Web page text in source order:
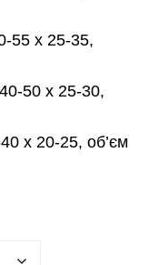
55 х 25-35,
50 х 25-30,
х 20-25, об’єм